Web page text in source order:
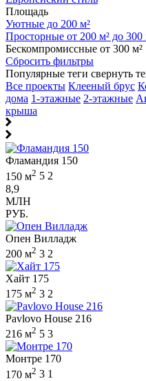
Площадь
Уютные до 200 м²
Просторные от 200 м² до 300
Бескомпромиссные от 300 м²
Сбросить фильтры
Популярные теги свернуть
Все проекты Клееный брус
дома 1-этажные 2-этажные
крыша
Фламандия 150
150 м2 5 2
8,9
МЛН
РУБ.
Опен Вилладж
200 м2 3 2
Хайт 175
175 м2 3 2
Pavlovo House 216
216 м2 5 3
Монтре 170
170 м2 3 1